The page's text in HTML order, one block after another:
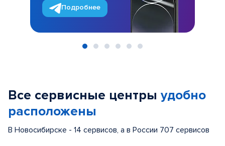
Подробнее
Все сервисные центры удобно
расположены
В Новосибирске - 14 сервисов, а в России 707 сервисов